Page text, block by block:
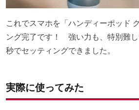
これでスマホを「ハンディーポッド
ング完了です！ 強い力も、特別難
秒でセッティングできました。
実際に使ってみた